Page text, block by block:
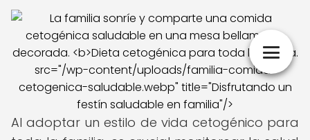
src="/wp-content/uploads/familia-comida-
cetogenica-saludable.webp" title="Disfrutando un
festín saludable en familia"/>
Al adoptar un estilo de vida cetogénico para